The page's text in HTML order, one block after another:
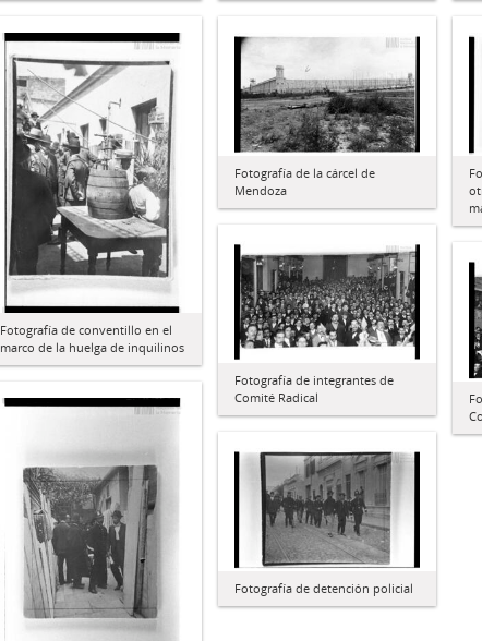
Fotografía de la cárcel de
Mendoza
Fotografía de conventillo en el
marco de la huelga de inquilinos
Fotografía de integrantes de
Comité Radical
Fotografía de detención policial